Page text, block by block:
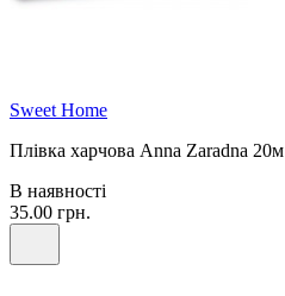
Sweet Home
Плівка харчова Anna Zaradna 20м
В наявності
35.00 грн.